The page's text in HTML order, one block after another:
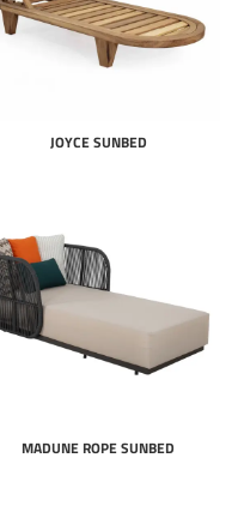
JOYCE SUNBED
MADUNE ROPE SUNBED